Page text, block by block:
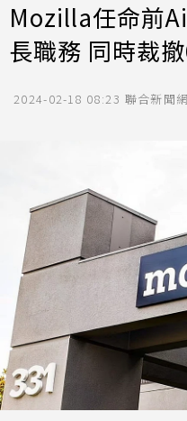
Mozilla任命前
長職務 同時裁
2024-02-18 08:23 聯合新聞